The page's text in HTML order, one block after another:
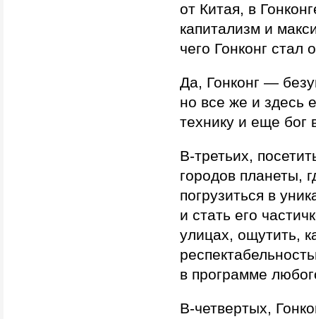
от Китая, в
капитализм и
чего Гонконг
Да, Гонконг —
но все же и здесь
технику и еще бог
В-третьих,
городов планеты,
погрузиться в
и стать его
улицах, ощутить,
в программе
В-четвертых,